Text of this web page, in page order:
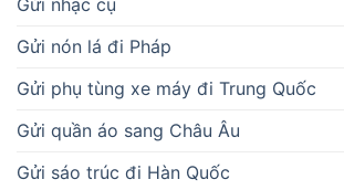
Gửi nón lá đi Pháp
Gửi phụ tùng xe máy đi Trung Quốc
Gửi quần áo sang Châu Âu
Gửi sáo trúc đi Hàn Quốc